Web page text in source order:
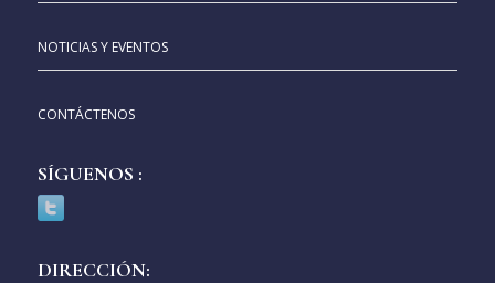
NOTICIAS Y EVENTOS
CONTÁCTENOS
SÍGUENOS :
DIRECCIÓN: